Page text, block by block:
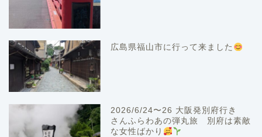
広島県福山市に行って来ました
2026/6/24〜26 大阪発別府行き
さんふらわあの弾丸旅 別府は素敵
な女性ばかり